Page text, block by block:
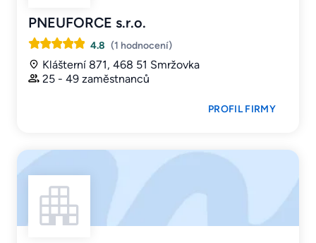
PNEUFORCE s.r.o.
4.8 (1 hodnocení)
Klášterní 871, 468 51 Smržovka
25 - 49 zaměstnanců
PROFIL FIRMY